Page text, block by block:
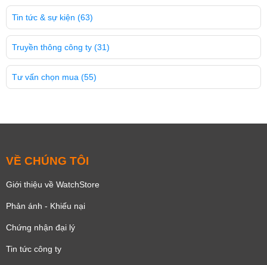
Tin tức & sự kiện (63)
Truyền thông công ty (31)
Tư vấn chọn mua (55)
VỀ CHÚNG TÔI
Giới thiệu về WatchStore
Phản ánh - Khiếu nại
Chứng nhận đại lý
Tin tức công ty